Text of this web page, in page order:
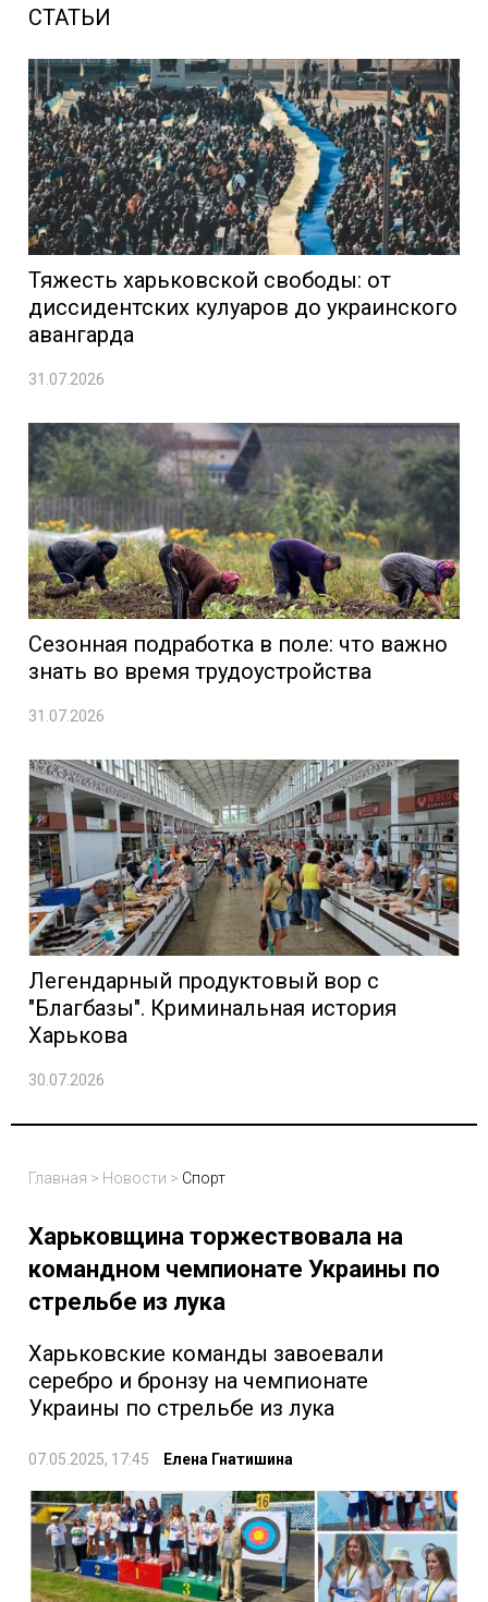
СТАТЬИ
Тяжесть харьковской свободы: от
диссидентских кулуаров до украинского
авангарда
31.07.2026
Сезонная подработка в поле: что важно
знать во время трудоустройства
31.07.2026
Легендарный продуктовый вор с
"Благбазы". Криминальная история
Харькова
30.07.2026
Главная > Новости > Спорт
Харьковщина торжествовала на
командном чемпионате Украины по
стрельбе из лука
Харьковские команды завоевали
серебро и бронзу на чемпионате
Украины по стрельбе из лука
07.05.2025, 17:45 Елена Гнатишина